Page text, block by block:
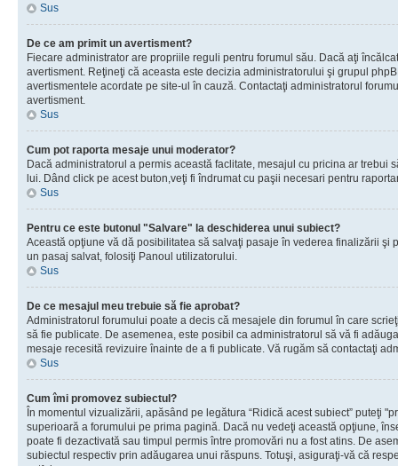
Sus
De ce am primit un avertisment?
Fiecare administrator are propriile reguli pentru forumul său. Dacă aţi
avertisment. Reţineţi că aceasta este decizia administratorului şi grupul
avertismentele acordate pe site-ul în cauză. Contactaţi administratorul
avertisment.
Sus
Cum pot raporta mesaje unui moderator?
Dacă administratorul a permis această faclitate, mesajul cu pricina ar trebui
lui. Dând click pe acest buton,veţi fi îndrumat cu paşii necesari pentru
Sus
Pentru ce este butonul "Salvare" la deschiderea unui subiect?
Această opţiune vă dă posibilitatea să salvaţi pasaje în vederea finalizării şi
un pasaj salvat, folosiţi Panoul utilizatorului.
Sus
De ce mesajul meu trebuie să fie aprobat?
Administratorul forumului poate a decis că mesajele din forumul în care
să fie publicate. De asemenea, este posibil ca administratorul să vă fi
mesaje recesită revizuire înainte de a fi publicate. Vă rugăm să contactaţi
Sus
Cum îmi promovez subiectul?
În momentul vizualizării, apăsând pe legătura “Ridică acest subiect” puteţi
superioară a forumului pe prima pagină. Dacă nu vedeţi această opţiune,
poate fi dezactivată sau timpul permis între promovări nu a fost atins. De
subiectul respectiv prin adăugarea unui răspuns. Totuşi, asiguraţi-vă că